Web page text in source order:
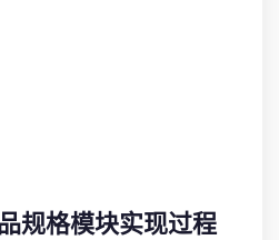
规格模块实现过程